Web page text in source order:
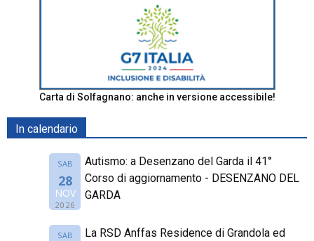
Carta di Solfagnano: anche in versione accessibile!
In calendario
SAB
28
NOV
2026
Autismo: a Desenzano del Garda il 41°
Corso di aggiornamento - DESENZANO DEL
GARDA
SAB
La RSD Anffas Residence di Grandola ed